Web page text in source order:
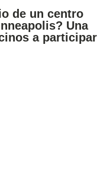
de un centro
Una
a participar